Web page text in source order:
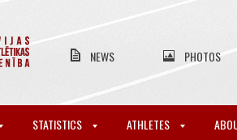
NEWS PHOTOS
STATISTICS ATHLETES